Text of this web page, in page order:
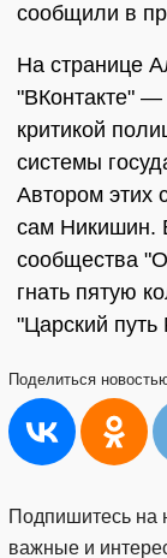
сообщили в
На странице
"ВКонтакте" —
критикой
системы
Автором этих
сам Никишин.
сообщества
гнать пятую
"Царский путь
Поделиться
Подпишитесь на
важные и